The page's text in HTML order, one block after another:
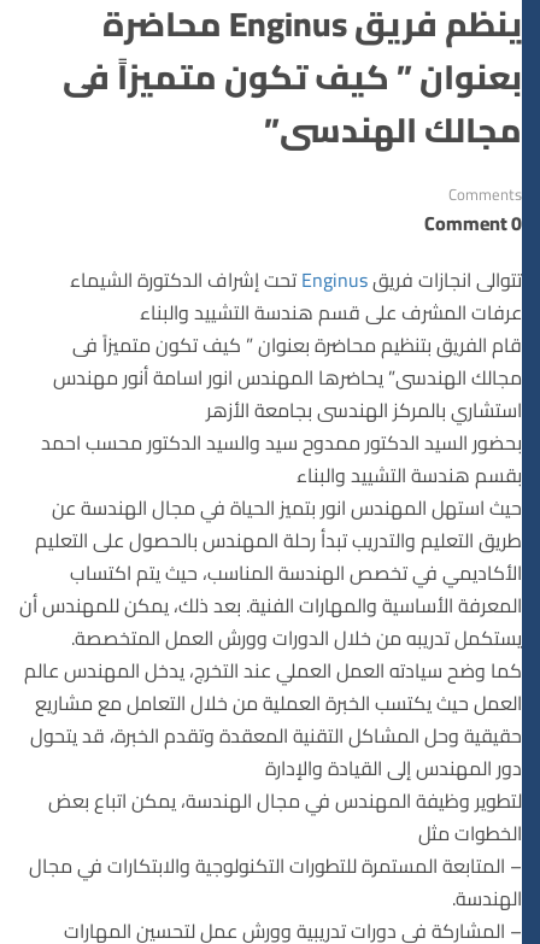
ينظم فريق Enginus محاضرة
بعنوان ” كيف تكون متميزاً فى
مجالك الهندسى”
Comments
تتوالى انجازات فريقEnginusتحت إشراف الدكتورة الشيماء
عرفات المشرف على قسم هندسة التشييد والبناء
قام الفريق بتنظيم محاضرة بعنوان ” كيف تكون متميزاً فى
مجالك الهندسى” يحاضرها المهندس انور اسامة أنور مهندس
استشاري بالمركز الهندسى بجامعة الأزهر
بحضور السيد الدكتور ممدوح سيد والسيد الدكتور محسب احمد
بقسم هندسة التشييد والبناء
حيث استهل المهندس انور بتميز الحياة في مجال الهندسة عن
طريق التعليم والتدريب تبدأ رحلة المهندس بالحصول على التعليم
الأكاديمي في تخصص الهندسة المناسب، حيث يتم اكتساب
المعرفة الأساسية والمهارات الفنية. بعد ذلك، يمكن للمهندس أن
يستكمل تدريبه من خلال الدورات وورش العمل المتخصصة.
كما وضح سيادته العمل العملي عند التخرج، يدخل المهندس عالم
العمل حيث يكتسب الخبرة العملية من خلال التعامل مع مشاريع
حقيقية وحل المشاكل التقنية المعقدة وتقدم الخبرة، قد يتحول
دور المهندس إلى القيادة والإدارة
لتطوير وظيفة المهندس في مجال الهندسة، يمكن اتباع بعض
الخطوات مثل
– المتابعة المستمرة للتطورات التكنولوجية والابتكارات في مجال
الهندسة.
– المشاركة في دورات تدريبية وورش عمل لتحسين المهارات